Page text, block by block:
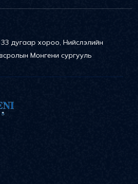
33 дугаар хороо, Нийслэлийн
Монгени сургууль